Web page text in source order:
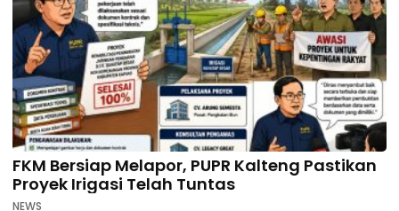
FKM Bersiap Melapor, PUPR Kalteng Pastikan
Proyek Irigasi Telah Tuntas
NEWS